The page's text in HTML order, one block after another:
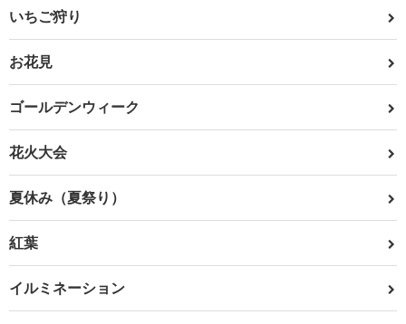
いちご狩り
お花見
ゴールデンウィーク
花火大会
夏休み（夏祭り）
紅葉
イルミネーション